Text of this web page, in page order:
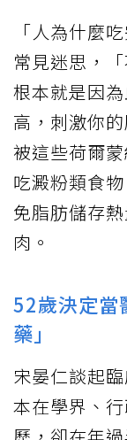
「人為什麼
常見迷思，
根本就是因
高，刺激你
被這些荷爾
吃澱粉類食
免脂肪儲存
肉。
52歲決定當
藥」
宋晏仁談起
本在學界、